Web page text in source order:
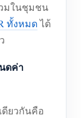
มในชุมชน
ทั้งหมดได้
ดค่า
ดียวกันคือ